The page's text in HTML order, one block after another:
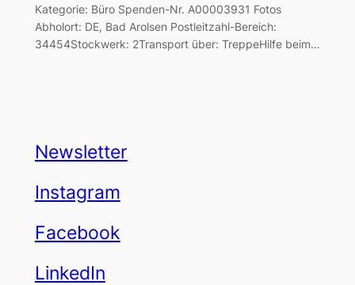
Kategorie: Büro Spenden-Nr. A00003931 Fotos
Abholort: DE, Bad Arolsen Postleitzahl-Bereich:
34454Stockwerk: 2Transport über: TreppeHilfe beim…
Newsletter
Instagram
Facebook
LinkedIn